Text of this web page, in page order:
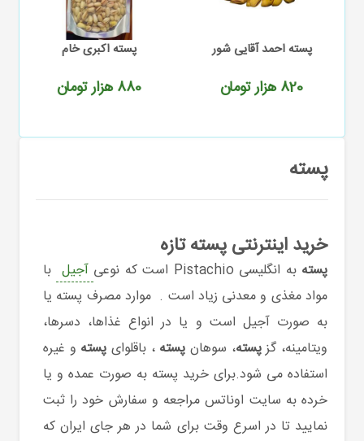
پسته احمد آقایی شور
820 هزار تومان
پسته اکبری خام
880 هزار تومان
پسته
خرید اینترنتی پسته تازه
پسته به انگلیسی Pistachio است که نوعی آجیل با
مواد مغذی و معدنی زیاد است . موارد مصرف پسته یا
به صورت آجیل است و یا در انواع غذاها، دسرها،
ویتامینه، گزپسته، سوهان پسته ، باقلوای پسته و غیره
استفاده می شود.برای خرید پسته به صورت عمده و یا
خرده به سایت اوناتس مراجعه و سفارش خود را ثبت
نمایید تا در اسرع وقت برای شما در هر جای ایران که